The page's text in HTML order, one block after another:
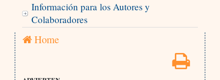
Información para los Autores y
Colaboradores
Home